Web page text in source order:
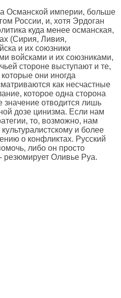
Османской империи, больше
России, и, хотя Эрдоган
куда менее османская,
(Сирия, Ливия,
и их союзники
войсками и их союзниками,
стороне выступают и те,
они иногда
как несчастные
которое одна сторона
значение отводится лишь
дозе цинизма. Если нам
то, возможно, нам
и более
о конфликтах. Русский
либо он просто
резюмирует Оливье Руа.